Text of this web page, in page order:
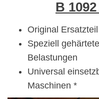
B
Original
Speziell
Belastungen
Universal
Maschinen *